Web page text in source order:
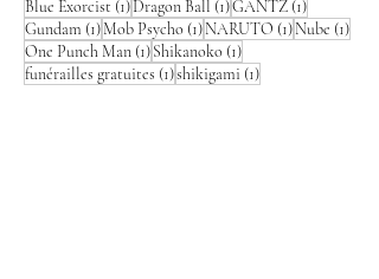
Blue Exorcist (1)1 post
Dragon Ball (1)1 post
GANTZ (1)1 post
Gundam (1)1 post
Mob Psycho (1)1 post
NARUTO (1)1 post
Nube (1)1 post
One Punch Man (1)1 post
Shikanoko (1)1 post
funérailles gratuites (1)1 post
shikigami (1)1 post